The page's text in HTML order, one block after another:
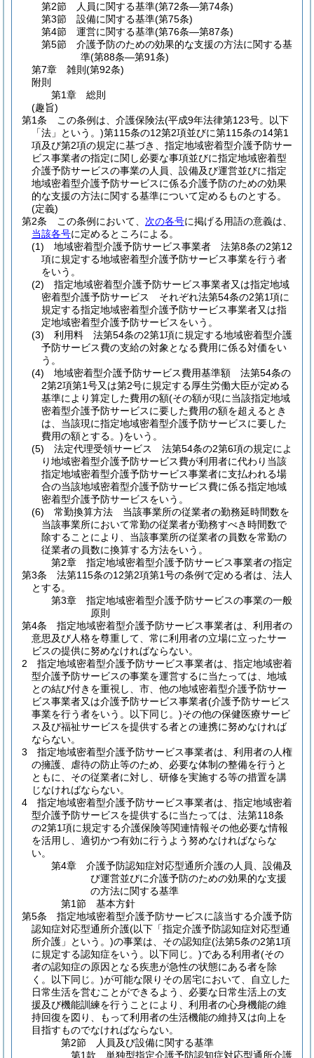
第2節
人員に関する基準(第72条―第74条)
第3節
設備に関する基準(第75条)
第4節
運営に関する基準(第76条―第87条)
第5節
介護予防のための効果的な支援の方法に関する基
準(第88条―第91条)
第7章
雑則 (第92条)
附則
第1章
総則
(趣旨)
第1条
この条例は、介護保険法(平成9年法律第123号。以下
「法」という。)第115条の12第2項並びに第115条の14第1
項及び第2項の規定に基づき、指定地域密着型介護予防サー
ビス事業者の指定に関し必要な事項並びに指定地域密着型
介護予防サービスの事業の人員、設備及び運営並びに指定
地域密着型介護予防サービスに係る介護予防のための効果
的な支援の方法に関する基準について定めるものとする。
(定義)
第2条
この条例において、 次の各号に掲げる用語の意義は、
当該各号に定めるところによる。
(1)
地域密着型介護予防サービス事業者 法第8条の2第12
項に規定する地域密着型介護予防サービス事業を行う者
をいう。
(2)
指定地域密着型介護予防サービス事業者又は指定地域
密着型介護予防サービス それぞれ法第54条の2第1項に
規定する指定地域密着型介護予防サービス事業者又は指
定地域密着型介護予防サービスをいう。
(3)
利用料 法第54条の2第1項に規定する地域密着型介護
予防サービス費の支給の対象となる費用に係る対価をい
う。
(4)
地域密着型介護予防サービス費用基準額 法第54条の
2第2項第1号又は第2号に規定する厚生労働大臣が定める
基準により算定した費用の額(その額が現に当該指定地域
密着型介護予防サービスに要した費用の額を超えるとき
は、当該現に指定地域密着型介護予防サービスに要した
費用の額とする。)をいう。
(5)
法定代理受領サービス 法第54条の2第6項の規定によ
り地域密着型介護予防サービス費が利用者に代わり当該
指定地域密着型介護予防サービス事業者に支払われる場
合の当該地域密着型介護予防サービス費に係る指定地域
密着型介護予防サービスをいう。
(6)
常勤換算方法 当該事業所の従業者の勤務延時間数を
当該事業所において常勤の従業者が勤務すべき時間数で
除することにより、当該事業所の従業者の員数を常勤の
従業者の員数に換算する方法をいう。
第2章
指定地域密着型介護予防サービス事業者の指定
第3条
法第115条の12第2項第1号の条例で定める者は、法人
とする。
第3章
指定地域密着型介護予防サービスの事業の一般
原則
第4条
指定地域密着型介護予防サービス事業者は、利用者の
意思及び人格を尊重して、常に利用者の立場に立ったサー
ビスの提供に努めなければならない。
2
指定地域密着型介護予防サービス事業者は、指定地域密着
型介護予防サービスの事業を運営するに当たっては、地域
との結び付きを重視し、市、他の地域密着型介護予防サー
ビス事業者又は介護予防サービス事業者(介護予防サービス
事業を行う者をいう。以下同じ。)その他の保健医療サービ
ス及び福祉サービスを提供する者との連携に努めなければ
ならない。
3
指定地域密着型介護予防サービス事業者は、利用者の人権
の擁護、虐待の防止等のため、必要な体制の整備を行うと
ともに、その従業者に対し、研修を実施する等の措置を講
じなければならない。
4
指定地域密着型介護予防サービス事業者は、指定地域密着
型介護予防サービスを提供するに当たっては、法第118条
の2第1項に規定する介護保険等関連情報その他必要な情報
を活用し、適切かつ有効に行うよう努めなければならな
い。
第4章
介護予防認知症対応型通所介護の人員、設備及
び運営並びに介護予防のための効果的な支援
の方法に関する基準
第1節
基本方針
第5条
指定地域密着型介護予防サービスに該当する介護予防
認知症対応型通所介護(以下「指定介護予防認知症対応型通
所介護」という。)の事業は、その認知症(法第5条の2第1項
に規定する認知症をいう。以下同じ。)である利用者(その
者の認知症の原因となる疾患が急性の状態にある者を除
く。以下同じ。)が可能な限りその居宅において、自立した
日常生活を営むことができるよう、必要な日常生活上の支
援及び機能訓練を行うことにより、利用者の心身機能の維
持回復を図り、もって利用者の生活機能の維持又は向上を
目指すものでなければならない。
第2節
人員及び設備に関する基準
第1款
単独型指定介護予防認知症対応型通所介護